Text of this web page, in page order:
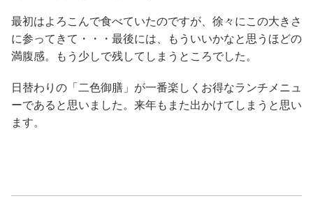
最初はよろこんで食べていたのですが、徐々にこの大きさ
に参ってきて・・・最後には、もういいかなと思うほどの
満腹感。もう少しで残してしまうところでした。
日替わりの「二色御膳」が一番楽しくお得なランチメニュ
ーであると思いました。来年もまた出かけてしまうと思い
ます。